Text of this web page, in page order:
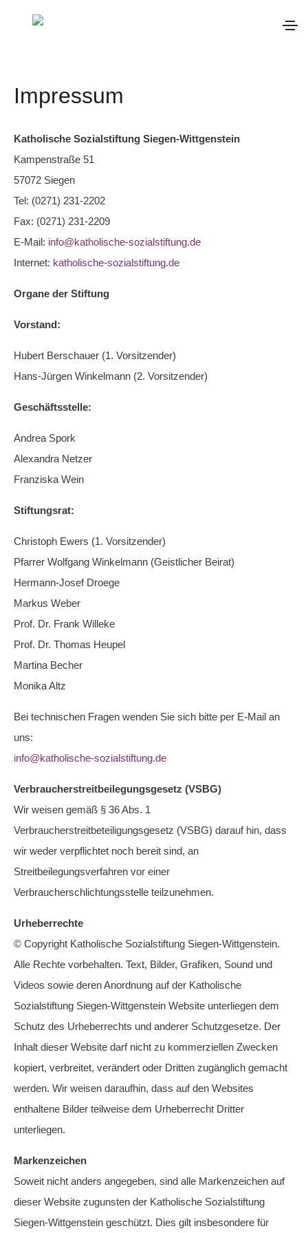
Impressum
Katholische Sozialstiftung Siegen-Wittgenstein
Kampenstraße 51
57072 Siegen
Tel: (0271) 231-2202
Fax: (0271) 231-2209
E-Mail: info@katholische-sozialstiftung.de
Internet: katholische-sozialstiftung.de
Organe der Stiftung
Vorstand:
Hubert Berschauer (1. Vorsitzender)
Hans-Jürgen Winkelmann (2. Vorsitzender)
Geschäftsstelle:
Andrea Spork
Alexandra Netzer
Franziska Wein
Stiftungsrat:
Christoph Ewers (1. Vorsitzender)
Pfarrer Wolfgang Winkelmann (Geistlicher Beirat)
Hermann-Josef Droege
Markus Weber
Prof. Dr. Frank Willeke
Prof. Dr. Thomas Heupel
Martina Becher
Monika Altz
Bei technischen Fragen wenden Sie sich bitte per E-Mail an
uns:
info@katholische-sozialstiftung.de
Verbraucherstreitbeilegungsgesetz (VSBG)
Wir weisen gemäß § 36 Abs. 1
Verbraucherstreitbeteiligungsgesetz (VSBG) darauf hin, dass
wir weder verpflichtet noch bereit sind, an
Streitbeilegungsverfahren vor einer
Verbraucherschlichtungsstelle teilzunehmen.
Urheberrechte
© Copyright Katholische Sozialstiftung Siegen-Wittgenstein.
Alle Rechte vorbehalten. Text, Bilder, Grafiken, Sound und
Videos sowie deren Anordnung auf der Katholische
Sozialstiftung Siegen-Wittgenstein Website unterliegen dem
Schutz des Urheberrechts und anderer Schutzgesetze. Der
Inhalt dieser Website darf nicht zu kommerziellen Zwecken
kopiert, verbreitet, verändert oder Dritten zugänglich gemacht
werden. Wir weisen daraufhin, dass auf den Websites
enthaltene Bilder teilweise dem Urheberrecht Dritter
unterliegen.
Markenzeichen
Soweit nicht anders angegeben, sind alle Markenzeichen auf
dieser Website zugunsten der Katholische Sozialstiftung
Siegen-Wittgenstein geschützt. Dies gilt insbesondere für